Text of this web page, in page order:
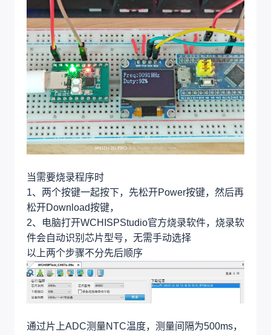
当需要烧录程序时
1、两个按键一起按下，先松开Power按键，然后再
松开Download按键，
2、电脑打开WCHISPStudio官方烧录软件，烧录软
件会自动识别芯片型号，无需手动选择
以上两个步骤不分先后顺序
通过片上ADC测量NTC温度，测量间隔为500ms，